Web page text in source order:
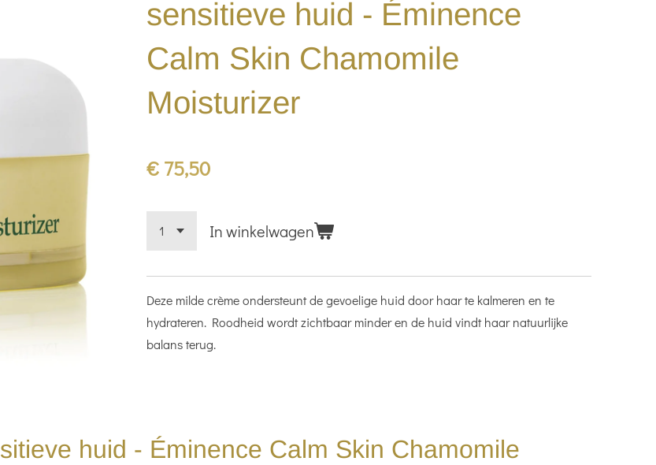
sensitieve huid - Éminence
Calm Skin Chamomile
Moisturizer
€ 75,50
In winkelwagen
Deze milde crème ondersteunt de gevoelige huid door haar te kalmeren en te
hydrateren. Roodheid wordt zichtbaar minder en de huid vindt haar natuurlijke
balans terug.
huid - Éminence Calm Skin Chamomile